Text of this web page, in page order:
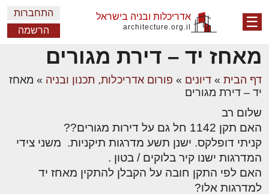
☰ אדריכלות ובניה בישראל
architecture.org.il
התחברות
הרשמה
מאחז יד – דירת מגורים
דף הבית » דיונים » פורום אדריכלות, תכנון ובניה » מאחז
יד – דירת מגורים
שלום רב
האם תקן 1142 חל גם על דירות מגורים??
קניתי דופלקס. ישנן תשע מדרגות תיקניות. משני צידי
המדרגות ישנו קיר בלוקים / בטון .
האם לפי התקן חובה על הקבלן להתקין מאחז יד
למדרגות אלו?